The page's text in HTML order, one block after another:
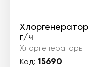
Хлоргенератор
г/ч
Хлоргенераторы
Код: 15690